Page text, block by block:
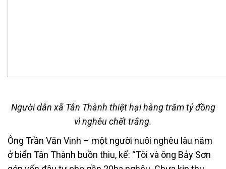
Người dân xã Tân Thành thiệt hại hàng trăm tỷ đồng
vì nghêu chết trắng.
Ông Trần Văn Vinh – một người nuôi nghêu lâu năm
ở biển Tân Thành buồn thiu, kể: “Tôi và ông Bảy Sơn